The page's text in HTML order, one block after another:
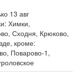
13 авг
Химки,
Сходня, Крюково,
кроме:
Поварово-1,